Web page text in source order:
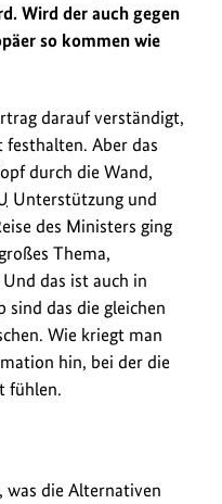
Wird der auch gegen
so kommen wie
darauf verständigt,
Aber das
durch die Wand,
Unterstützung und
des Ministers ging
Thema,
das ist auch in
sind das die gleichen
Wie kriegt man
hin, bei der die
fühlen.
was die Alternativen